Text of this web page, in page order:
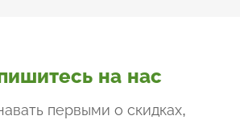
на нас
первыми о скидках,